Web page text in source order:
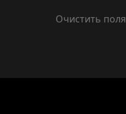
Очистить поля